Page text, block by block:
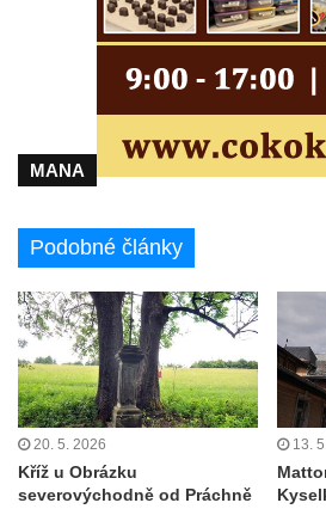
Chřibské
Bývalá továrna J. B. Limburger junior,
přádelny bavlny v Chotyni
Bývalá továrna Johann Schowanek,
výroba dřevěného zboží v Jiřetíně pod
Bukovou
Pavilon Reinerovy fresky v zámeckém
Dřevěný altán v Teplické ulici v
Oplocení čestného dvora zámku v
Duchcově
Fara u kostela Zvěstování Panny
Fara před kostelem svatých Petra a
MANA
Podobné články
20. 5. 2026
Kříž u Obrázku
severovýchodně od Práchně
13.